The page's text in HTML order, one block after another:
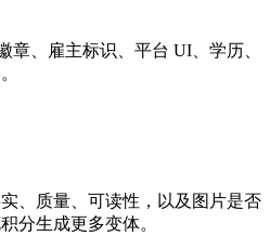
章、雇主标识、平台 UI、学历、
、质量、可读性，以及图片是否
分生成更多变体。